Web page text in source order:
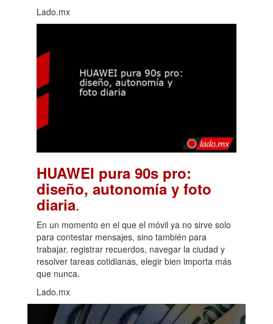
Lado.mx
HUAWEI pura 90s pro:
diseño, autonomía y foto
diaria.
En un momento en el que el móvil ya no sirve solo
para contestar mensajes, sino también para
trabajar, registrar recuerdos, navegar la ciudad y
resolver tareas cotidianas, elegir bien importa más
que nunca.
Lado.mx